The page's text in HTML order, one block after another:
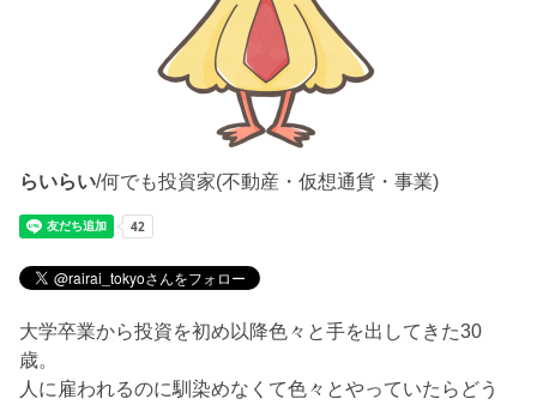
らいらい/何でも投資家(不動産・仮想通貨・事業)
大学卒業から投資を初め以降色々と手を出してきた30
歳。
人に雇われるのに馴染めなくて色々とやっていたらどう